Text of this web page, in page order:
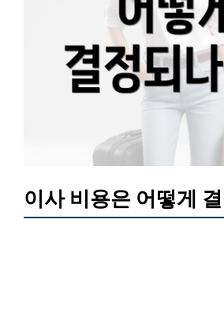
이사 비용은 어떻게